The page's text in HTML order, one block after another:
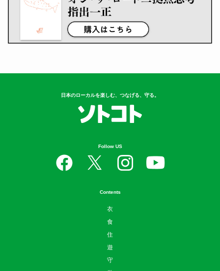
日本のローカルを楽しむ、つなげる、守る。
Follow US
Contents
衣
食
住
遊
守